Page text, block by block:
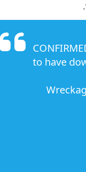
to have